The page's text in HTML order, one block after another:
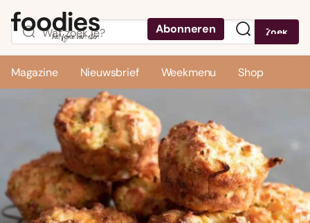
Abonneren Zoek
Magazine Nieuwsbrief Weekmenu Shop